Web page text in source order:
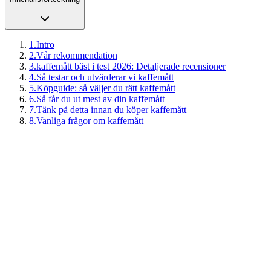
1 .Intro
2.Vår rekommendation
3.kaffemått bäst i test 2026: Detaljerade recensioner
4.Så testar och utvärderar vi kaffemått
5.Köpguide: så väljer du rätt kaffemått
6.Så får du ut mest av din kaffemått
7.Tänk på detta innan du köper kaffemått
8.Vanliga frågor om kaffemått